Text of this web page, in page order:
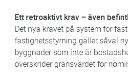
Ett retroaktivt krav – även
Det nya kravet på system för
fastighetsstyrning gäller såväl
byggnader som inte är
överskrider gränsvärdet för